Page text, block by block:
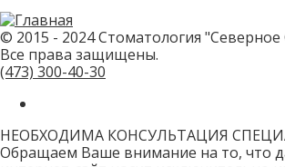
не
заполняйте
это
поле.
CAPTCHA
только
роботов!
© 2015 - 2024 Стоматология "Северное
Все права защищены.
(473) 300-40-30
НЕОБХОДИМА КОНСУЛЬТАЦИЯ
Обращаем Ваше внимание на то, что